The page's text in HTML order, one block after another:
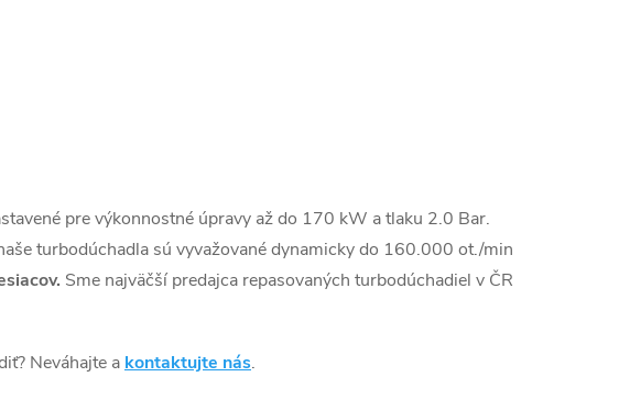
pre výkonnostné úpravy až do 170 kW a tlaku 2.0 Bar.
turbodúchadla sú vyvažované dynamicky do 160.000 ot./min
Sme najväčší predajca repasovaných turbodúchadiel v ČR
Neváhajte a kontaktujte nás.